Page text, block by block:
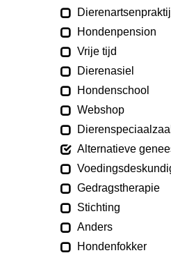
Hondenpension
Vrije tijd
Dierenasiel
Hondenschool
Webshop
Alternatieve
Gedragstherapie
Stichting
Anders
Hondenfokker